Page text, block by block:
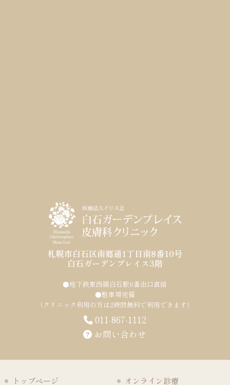
札幌市白石区南郷通1丁目南8番10号
白石ガーデンプレイス3階
●地下鉄東西線白石駅6番出口直結
●駐車場完備
（クリニック利用の方は2時間無料で利用できます）
011-867-1112
お問い合わせ
トップページ オンライン診療